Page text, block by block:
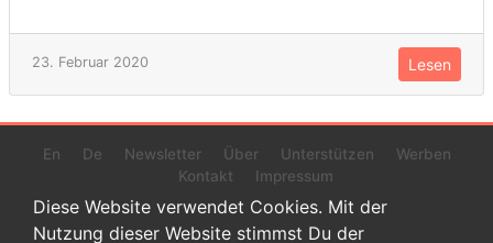
23. Februar 2020 Lesen
En De Newsletter Über Unterstützen
Werben
Kontakt
Impressum
Diese Website verwendet Cookies. Mit der
Nutzung dieser Website stimmst Du der